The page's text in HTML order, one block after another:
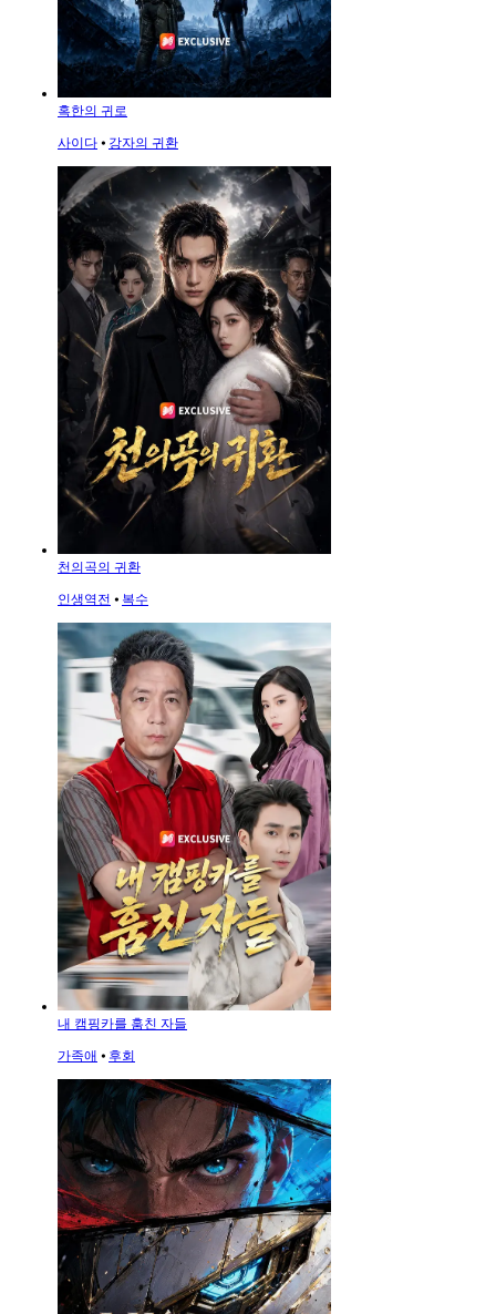
혹한의 귀로
사이다 ⦁ 강자의 귀환
천의곡의 귀환
인생역전 ⦁ 복수
내 캠핑카를 훔친 자들
가족애 ⦁ 후회